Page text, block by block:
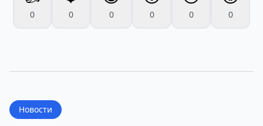
0 0 0 0 0 0
Новости